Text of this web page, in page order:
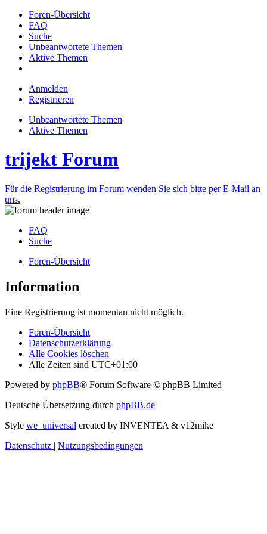
Foren-Übersicht
FAQ
Suche
Unbeantwortete Themen
Aktive Themen
Anmelden
Registrieren
Unbeantwortete Themen
Aktive Themen
trijekt Forum
Für die Registrierung im Forum wenden Sie sich bitte per E-Mail an
uns.
FAQ
Suche
Foren-Übersicht
Information
Eine Registrierung ist momentan nicht möglich.
Foren-Übersicht
Datenschutzerklärung
Alle Cookies löschen
Alle Zeiten sind UTC+01:00
Powered by phpBB® Forum Software © phpBB Limited
Deutsche Übersetzung durch phpBB.de
Style we_universal created by INVENTEA & v12mike
Datenschutz | Nutzungsbedingungen